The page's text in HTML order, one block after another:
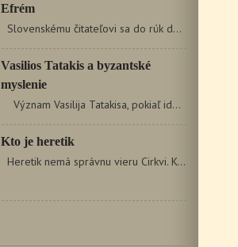
Efrém
Slovenskému čitateľovi sa do rúk dostáva ďalšia…
Vasilios Tatakis a byzantské
myslenie
Význam Vasilija Tatakisa, pokiaľ ide o štúdium…
Kto je heretik
Heretik nemá správnu vieru Cirkvi. Keď poprekrúca…